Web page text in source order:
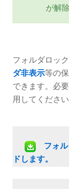
が解
フォルダロック
ダ非表示等の
できます。必
用してください
フォ
ドします。